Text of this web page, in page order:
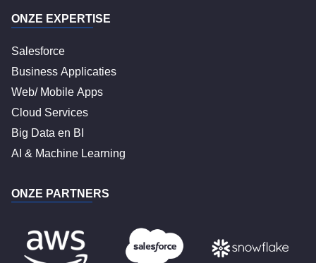
ONZE EXPERTISE
Salesforce
Business Applicaties
Web/ Mobile Apps
Cloud Services
Big Data en BI
AI & Machine Learning
ONZE PARTNERS